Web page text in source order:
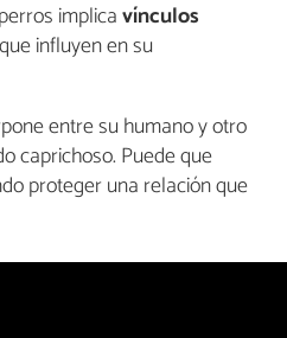
implicavínculos
que influyen en su
entre su humano y otro
caprichoso. Puede que
proteger una relación que